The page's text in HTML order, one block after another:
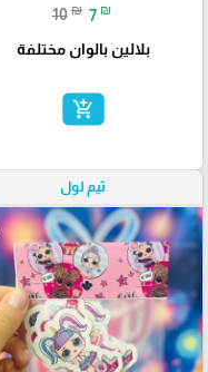
10 ₪ 7 ₪
بلالين بالوان مختلفة
add_shopping_cart
ثيم لول